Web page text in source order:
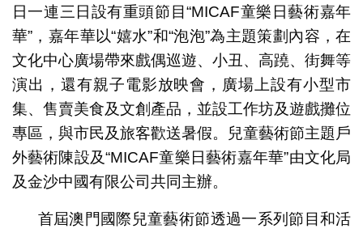
日一連三日設有重頭節目“MICAF童樂日藝術嘉年
華”，嘉年華以“嬉水”和“泡泡”為主題策劃內容，在
文化中心廣場帶來戲偶巡遊、小丑、高蹺、街舞等
演出，還有親子電影放映會，廣場上設有小型市
集、售賣美食及文創產品，並設工作坊及遊戲攤位
專區，與市民及旅客歡送暑假。兒童藝術節主題戶
外藝術陳設及“MICAF童樂日藝術嘉年華”由文化局
及金沙中國有限公司共同主辦。
首屆澳門國際兒童藝術節透過一系列節目和活